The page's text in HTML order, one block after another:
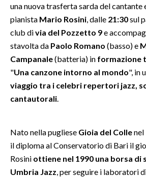
CULTURA
SPETTACOLI
GOSSIP
SALUTE
SARDI NEL MONDO
NOTIZIE
EVENTI
una nuova trasferta sarda del cantante
pianista Mario Rosini , dalle 21:30sul
club divia del Pozzetto 9e
stavolta da Paolo Romano (basso) e
Campanale(batteria) in formazione
"Una canzone intorno al mondo", in
viaggio tra i celebri repertori jazz,
cantautorali
Nato nella pugliese Gioia del Collenel
il diploma al Conservatorio di Bari il
Rosini ottiene nel 1990 una borsa di
Umbria Jazz , per seguire i laboratori